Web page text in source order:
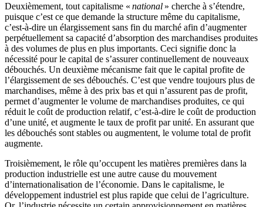
Deuxièmement, tout capitalisme « national » cherche à s’étendre,
puisque c’est ce que demande la structure même du capitalisme,
c’est-à-dire un élargissement sans fin du marché afin d’augmenter
perpétuellement sa capacité d’absorption des marchandises produites
à des volumes de plus en plus importants. Ceci signifie donc la
nécessité pour le capital de s’assurer continuellement de nouveaux
débouchés. Un deuxième mécanisme fait que le capital profite de
l’élargissement de ses débouchés. C’est que vendre toujours plus de
marchandises, même à des prix bas et qui n’assurent pas de profit,
permet d’augmenter le volume de marchandises produites, ce qui
réduit le coût de production relatif, c’est-à-dire le coût de production
d’une unité, et augmente le taux de profit par unité. En assurant que
les débouchés sont stables ou augmentent, le volume total de profit
augmente.
Troisièmement, le rôle qu’occupent les matières premières dans la
production industrielle est une autre cause du mouvement
d’internationalisation de l’économie. Dans le capitalisme, le
développement industriel est plus rapide que celui de l’agriculture.